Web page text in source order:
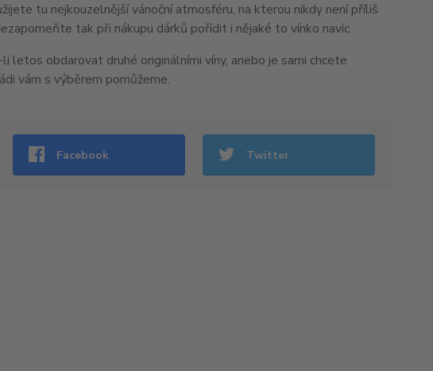
tu nejkouzelnější vánoční atmosféru, na kterou nikdy není příliš
tak při nákupu dárků pořídit i nějaké to vínko navíc.
letos obdarovat druhé originálními víny, anebo je sami chcete
vám s výběrem pomůžeme.
Facebook Twitter